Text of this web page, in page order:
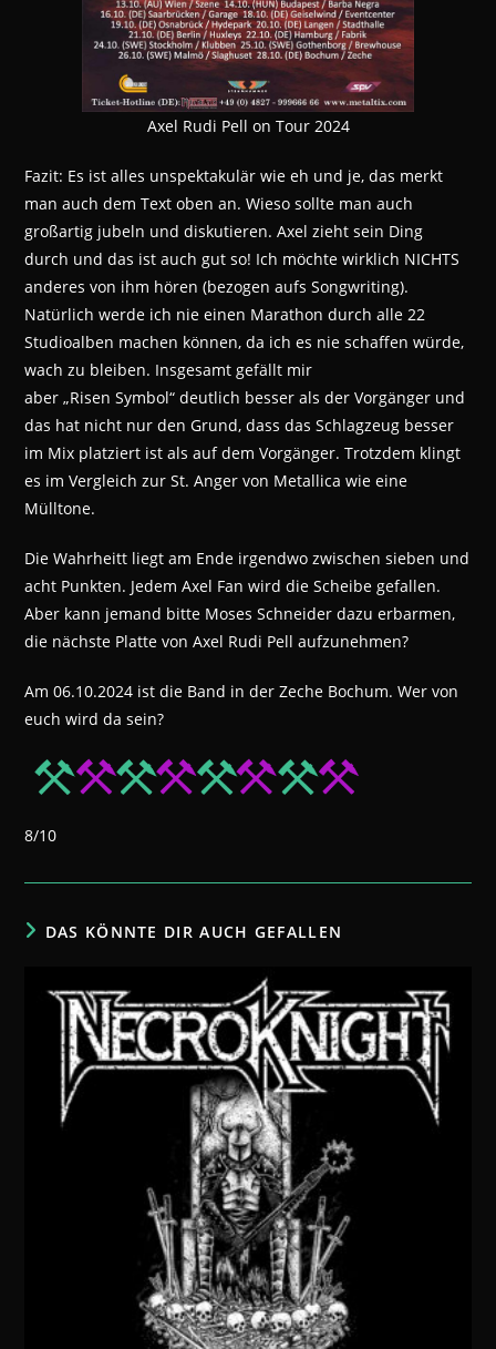
Axel Rudi Pell on Tour 2024
Fazit: Es ist alles unspektakulär wie eh und je, das merkt
man auch dem Text oben an. Wieso sollte man auch
großartig jubeln und diskutieren. Axel zieht sein Ding
durch und das ist auch gut so! Ich möchte wirklich NICHTS
anderes von ihm hören (bezogen aufs Songwriting).
Natürlich werde ich nie einen Marathon durch alle 22
Studioalben machen können, da ich es nie schaffen würde,
wach zu bleiben. Insgesamt gefällt mir
aber „Risen Symbol“ deutlich besser als der Vorgänger und
das hat nicht nur den Grund, dass das Schlagzeug besser
im Mix platziert ist als auf dem Vorgänger. Trotzdem klingt
es im Vergleich zur St. Anger von Metallica wie eine
Mülltone.
Die Wahrheitt liegt am Ende irgendwo zwischen sieben und
acht Punkten. Jedem Axel Fan wird die Scheibe gefallen.
Aber kann jemand bitte Moses Schneider dazu erbarmen,
die nächste Platte von Axel Rudi Pell aufzunehmen?
Am 06.10.2024 ist die Band in der Zeche Bochum. Wer von
euch wird da sein?
8/10
DAS KÖNNTE DIR AUCH GEFALLEN